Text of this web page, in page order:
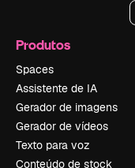
Produtos
Spaces
Assistente de IA
Gerador de imagens
Gerador de vídeos
Texto para voz
Conteúdo de stock